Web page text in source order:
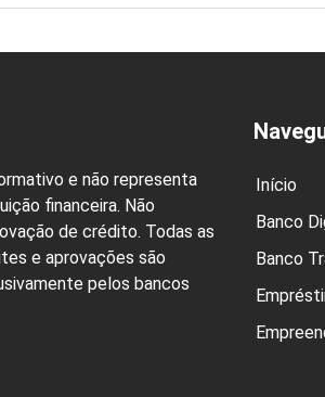
e não representa
financeira. Não
de crédito. Todas as
e aprovações são
pelos bancos
Início
Banco
Banco